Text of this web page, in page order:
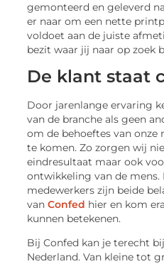
gemonteerd en geleverd
er naar om een nette
voldoet aan de juiste
bezit waar jij naar op zoek
De klant staat
Door jarenlange ervaring
van de branche als geen
om de behoeftes van onze
te komen. Zo zorgen wij
eindresultaat maar ook
ontwikkeling van de mens.
medewerkers zijn beide
vanConfed hier en kom
kunnen betekenen.
Bij Confed kan je terecht
Nederland. Van kleine tot